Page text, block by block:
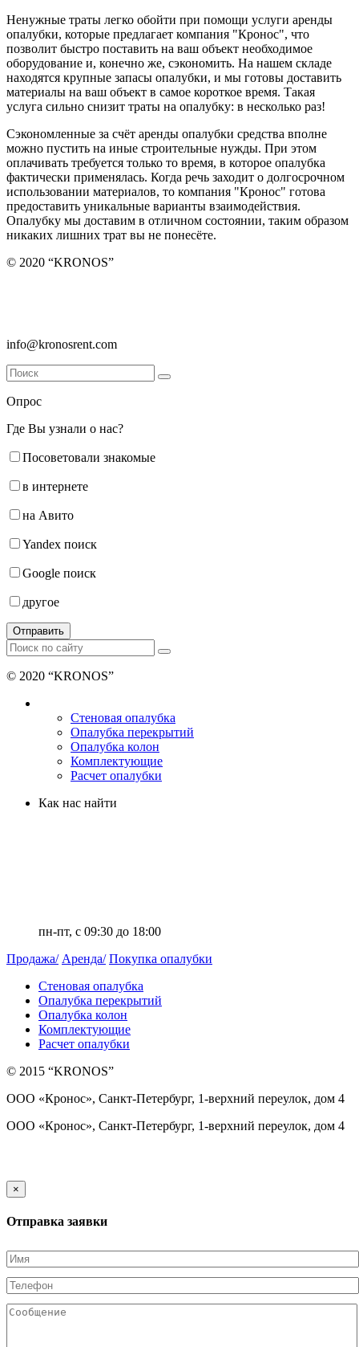
Ненужные траты легко обойти при помощи услуги аренды
опалубки, которые предлагает компания "Кронос", что
позволит быстро поставить на ваш объект необходимое
оборудование и, конечно же, сэкономить. На нашем складе
находятся крупные запасы опалубки, и мы готовы доставить
материалы на ваш объект в самое короткое время. Такая
услуга сильно снизит траты на опалубку: в несколько раз!
Сэкономленные за счёт аренды опалубки средства вполне
можно пустить на иные строительные нужды. При этом
оплачивать требуется только то время, в которое опалубка
фактически применялась. Когда речь заходит о долгосрочном
использовании материалов, то компания "Кронос" готова
предоставить уникальные варианты взаимодействия.
Опалубку мы доставим в отличном состоянии, таким образом
никаких лишних трат вы не понесёте.
© 2020 “KRONOS”
info@kronosrent.com
Опрос
Где Вы узнали о нас?
Посоветовали знакомые
в интернете
на Авито
Yandex поиск
Google поиск
другое
Отправить
© 2020 “KRONOS”
Стеновая опалубка
Опалубка перекрытий
Опалубка колон
Комплектующие
Расчет опалубки
Как нас найти
пн-пт, c 09:30 до 18:00
Продажа/ Аренда/ Покупка опалубки
Стеновая опалубка
Опалубка перекрытий
Опалубка колон
Комплектующие
Расчет опалубки
© 2015 “KRONOS”
ООО «Кронос», Санкт-Петербург, 1-верхний переулок, дом 4
ООО «Кронос», Санкт-Петербург, 1-верхний переулок, дом 4
×
Отправка заявки